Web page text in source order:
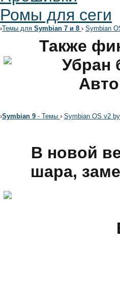
Ромы для сеги
›Темы для Symbian 7 и 8 › Symbian
Также
Убран
›Symbian 9 - Темы › Symbian OS v2
В новой
шара,